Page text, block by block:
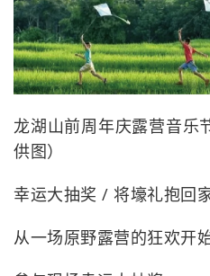
龙湖山前周年庆露营音乐
供图）
幸运大抽奖 / 将壕礼抱回
从一场原野露营的狂欢开